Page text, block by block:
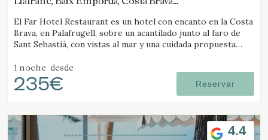
El Far Hotel Restaurant es un hotel con encanto en la Costa
Brava, en Palafrugell, sobre un acantilado junto al faro de
Sant Sebastià, con vistas al mar y una cuidada propuesta
1 noche desde
235€ Reservar
4.4